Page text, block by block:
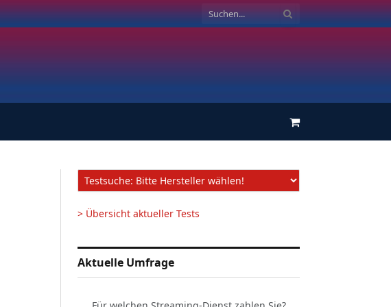
Einkaufswagen
> Übersicht aktueller Tests
Aktuelle Umfrage